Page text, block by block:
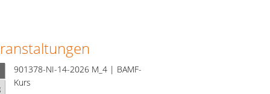
901378-NI-14-2026 M_4 | BAMF-
Kurs